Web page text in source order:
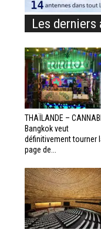
Les
THAÏLANDE –
Bangkok veut
définitivement tourner
page de...